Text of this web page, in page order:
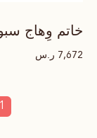
خاتم وِهاج
7,672 ر.س
1